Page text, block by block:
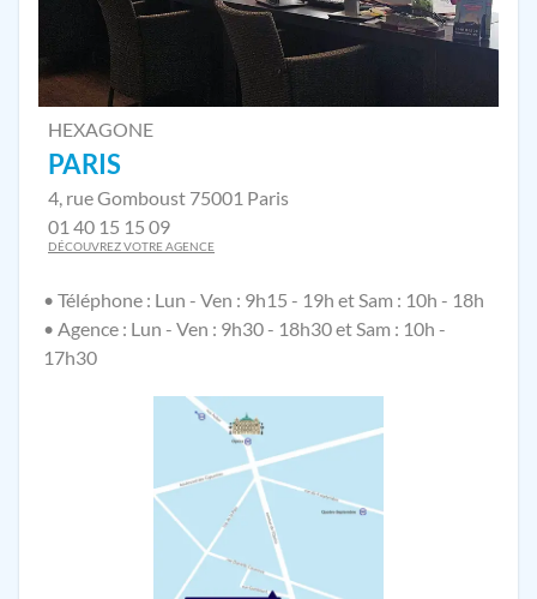
HEXAGONE
PARIS
4, rue Gomboust 75001 Paris
01 40 15 15 09
DÉCOUVREZ VOTRE AGENCE
• Téléphone : Lun - Ven : 9h15 - 19h et Sam : 10h - 18h
• Agence : Lun - Ven : 9h30 - 18h30 et Sam : 10h -
17h30